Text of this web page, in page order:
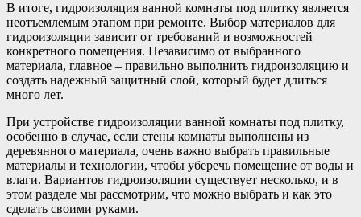
В итоге, гидроизоляция ванной комнаты под плитку является
неотъемлемым этапом при ремонте. Выбор материалов для
гидроизоляции зависит от требований и возможностей
конкретного помещения. Независимо от выбранного
материала, главное – правильно выполнить гидроизоляцию и
создать надежный защитный слой, который будет длиться
много лет.
При устройстве гидроизоляции ванной комнаты под плитку,
особенно в случае, если стены комнаты выполнены из
деревянного материала, очень важно выбрать правильные
материалы и технологии, чтобы уберечь помещение от воды и
влаги. Вариантов гидроизоляции существует несколько, и в
этом разделе мы рассмотрим, что можно выбрать и как это
сделать своими руками.